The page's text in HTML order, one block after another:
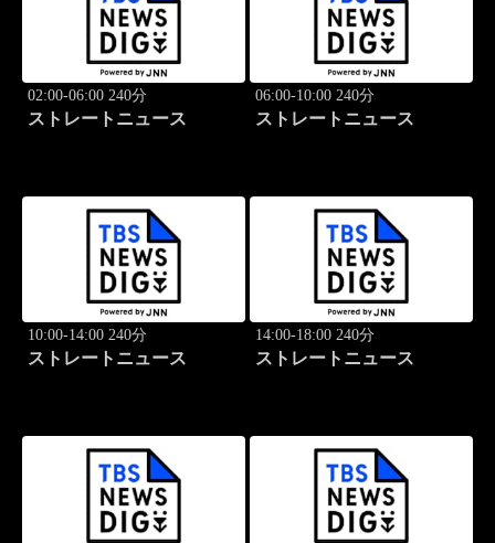
02:00-06:00 240分
ストレートニュース
06:00-10:00 240分
ストレートニュース
10:00-14:00 240分
ストレートニュース
14:00-18:00 240分
ストレートニュース